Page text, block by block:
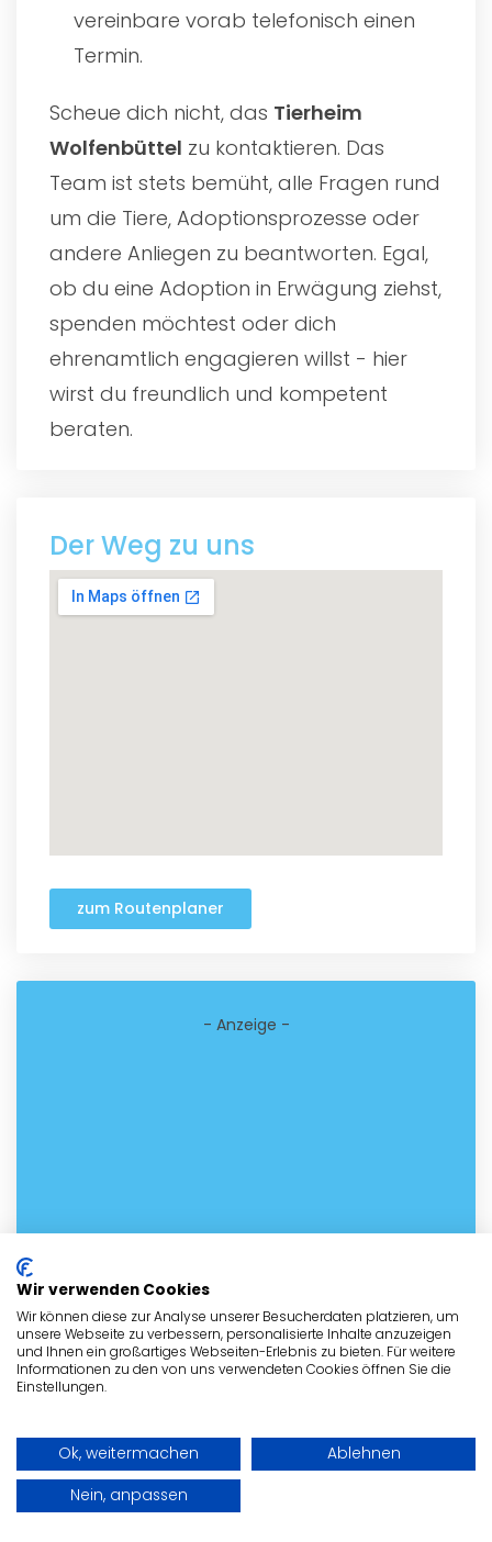
vereinbare vorab telefonisch einen
Termin.
Scheue dich nicht, das Tierheim
Wolfenbüttel zu kontaktieren. Das
Team ist stets bemüht, alle Fragen rund
um die Tiere, Adoptionsprozesse oder
andere Anliegen zu beantworten. Egal,
ob du eine Adoption in Erwägung ziehst,
spenden möchtest oder dich
ehrenamtlich engagieren willst - hier
wirst du freundlich und kompetent
beraten.
Der Weg zu uns
zum Routenplaner
- Anzeige -
Wir verwenden Cookies
Wir können diese zur Analyse unserer Besucherdaten platzieren, um
unsere Webseite zu verbessern, personalisierte Inhalte anzuzeigen
und Ihnen ein großartiges Webseiten-Erlebnis zu bieten. Für weitere
Informationen zu den von uns verwendeten Cookies öffnen Sie die
Einstellungen.
Ok, weitermachen
Ablehnen
Nein, anpassen